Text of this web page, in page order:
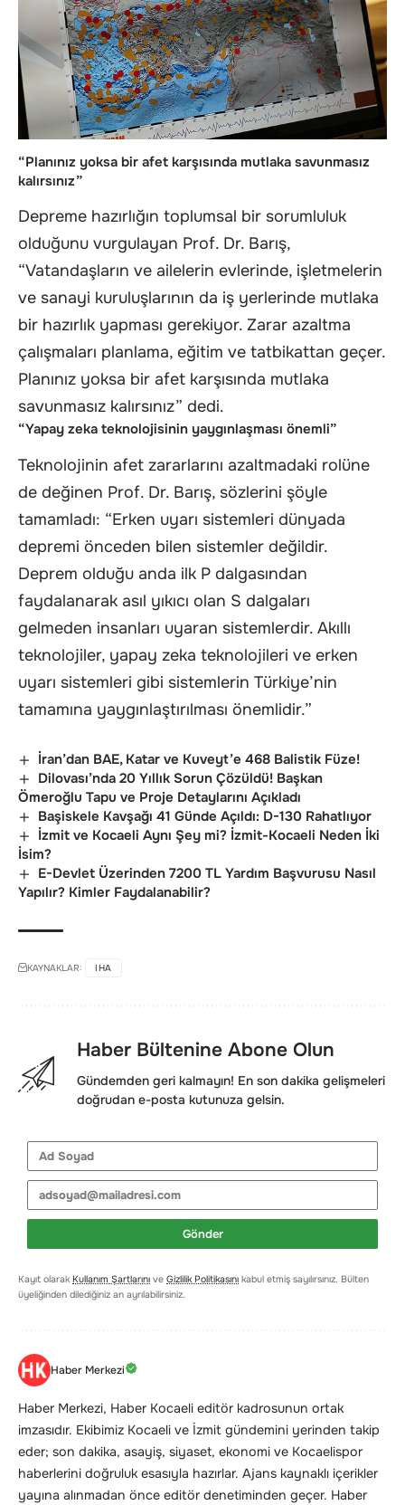
“Planınız yoksa bir afet karşısında mutlaka savunmasız
kalırsınız”
Depreme hazırlığın toplumsal bir sorumluluk
olduğunu vurgulayan Prof. Dr. Barış,
“Vatandaşların ve ailelerin evlerinde, işletmelerin
ve sanayi kuruluşlarının da iş yerlerinde mutlaka
bir hazırlık yapması gerekiyor. Zarar azaltma
çalışmaları planlama, eğitim ve tatbikattan geçer.
Planınız yoksa bir afet karşısında mutlaka
savunmasız kalırsınız” dedi.
“Yapay zeka teknolojisinin yaygınlaşması önemli”
Teknolojinin afet zararlarını azaltmadaki rolüne
de değinen Prof. Dr. Barış, sözlerini şöyle
tamamladı: “Erken uyarı sistemleri dünyada
depremi önceden bilen sistemler değildir.
Deprem olduğu anda ilk P dalgasından
faydalanarak asıl yıkıcı olan S dalgaları
gelmeden insanları uyaran sistemlerdir. Akıllı
teknolojiler, yapay zeka teknolojileri ve erken
uyarı sistemleri gibi sistemlerin Türkiye’nin
tamamına yaygınlaştırılması önemlidir.”
İran’dan BAE, Katar ve Kuveyt’e 468 Balistik Füze!
Dilovası’nda 20 Yıllık Sorun Çözüldü! Başkan
Ömeroğlu Tapu ve Proje Detaylarını Açıkladı
Başiskele Kavşağı 41 Günde Açıldı: D-130 Rahatlıyor
İzmit ve Kocaeli Aynı Şey mi? İzmit-Kocaeli Neden İki
İsim?
E-Devlet Üzerinden 7200 TL Yardım Başvurusu Nasıl
Yapılır? Kimler Faydalanabilir?
KAYNAKLAR: IHA
Haber Bültenine Abone Olun
Gündemden geri kalmayın! En son dakika gelişmeleri
doğrudan e-posta kutunuza gelsin.
Gönder
Kayıt olarak Kullanım Şartlarını ve Gizlilik Politikasını kabul etmiş sayılırsınız. Bülten
üyeliğinden dilediğiniz an ayrılabilirsiniz.
Haber Merkezi
Haber Merkezi, Haber Kocaeli editör kadrosunun ortak
imzasıdır. Ekibimiz Kocaeli ve İzmit gündemini yerinden takip
eder; son dakika, asayiş, siyaset, ekonomi ve Kocaelispor
haberlerini doğruluk esasıyla hazırlar. Ajans kaynaklı içerikler
yayına alınmadan önce editör denetiminden geçer. Haber